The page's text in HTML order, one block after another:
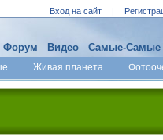
Вход на сайт |
Живая планета
Форум Видео Самые-Самые